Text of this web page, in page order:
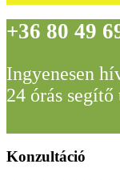
+36 80 49
Ingyenesen
24 órás segítő
Konzultáció